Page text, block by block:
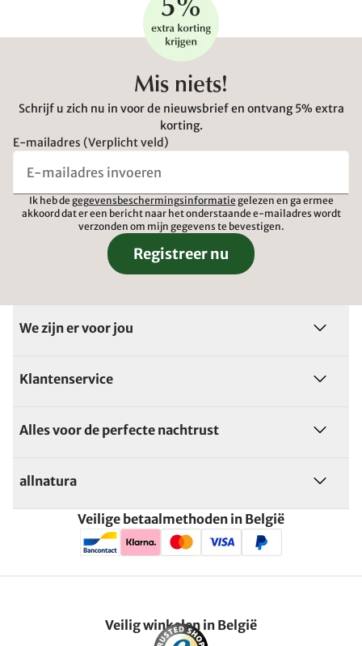
Mis niets!
Schrijf u zich nu in voor de nieuwsbrief en ontvang 5% extra
korting.
E-mailadres (Verplicht veld)
Ik heb de gegevensbeschermingsinformatie gelezen en ga ermee
akkoord dat er een bericht naar het onderstaande e-mailadres wordt
verzonden om mijn gegevens te bevestigen.
Registreer nu
We zijn er voor jou
Klantenservice
Alles voor de perfecte nachtrust
allnatura
Veilige betaalmethoden in België
Veilig winkelen in België